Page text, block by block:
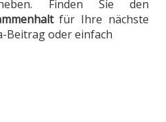
Finden Sie den
für Ihre nächste
Beitrag oder einfach